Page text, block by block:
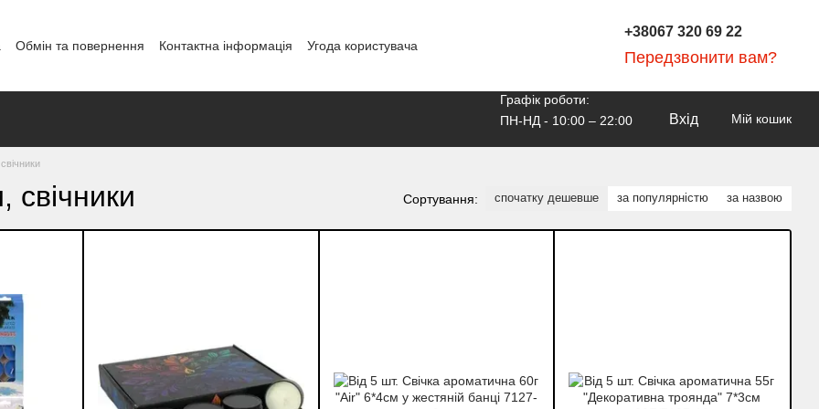
Обмін та повернення Контактна інформація
Угода користувача
+38067 320 69 22
Передзвонити вам?
Графік роботи:
ПН-НД - 10:00 – 22:00
Вхід Мій кошик
свічники Сортування: спочатку дешевше за популярністю за назвою